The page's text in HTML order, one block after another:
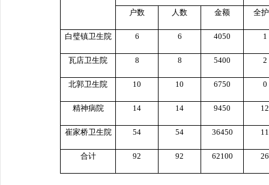
户数 人数 金额 全
白璧镇卫生院 6 6 4050 1
瓦店卫生院 8 8 5400 2
北郭卫生院 10 10 6750 0
精神病院 14 14 9450 12
崔家桥卫生院 54 54 36450 11
合计 92 92 62100 26